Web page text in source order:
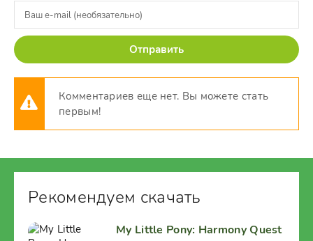
Отправить
Комментариев еще нет. Вы можете стать
первым!
Рекомендуем скачать
My Little Pony: Harmony Quest